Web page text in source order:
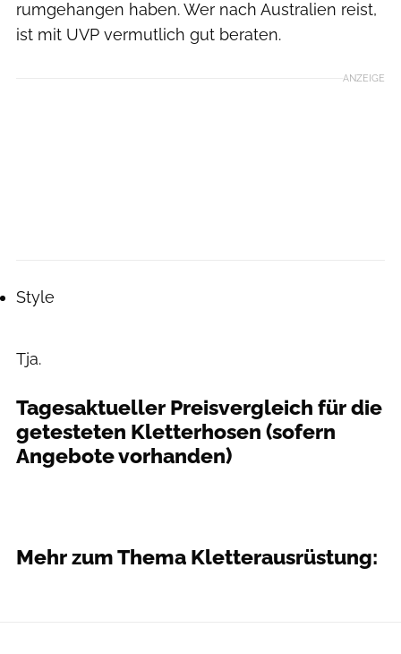
rumgehangen haben. Wer nach Australien reist,
ist mit UVP vermutlich gut beraten.
ANZEIGE
Style
Tja.
Tagesaktueller Preisvergleich für die
getesteten Kletterhosen (sofern
Angebote vorhanden)
Mehr zum Thema Kletterausrüstung: